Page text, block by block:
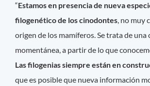
“Estamos en presencia de nueva
filogenético de los cinodontes, no muy
origen de los mamíferos. Se trata de una
momentánea, a partir de lo que
Las filogenias siempre están en
que es posible que nueva información